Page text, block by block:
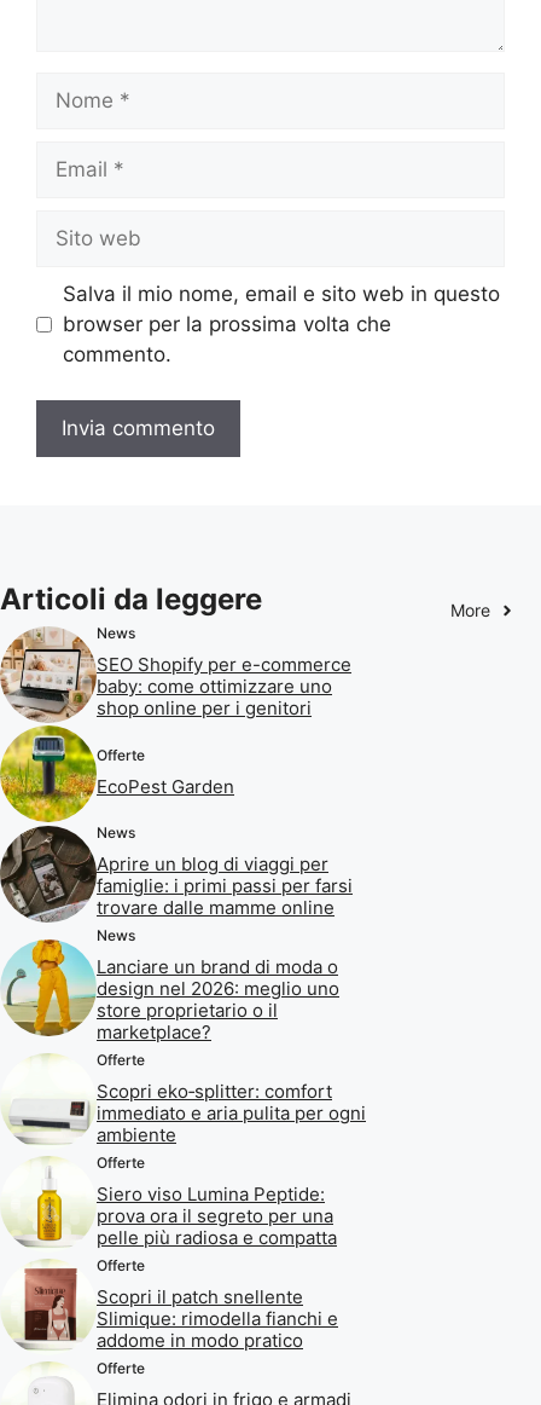
web
Salva il mio nome, email e sito web in questo
browser per la prossima volta che
commento.
Articoli da leggere More
News
SEO Shopify per e-commerce
baby: come ottimizzare uno
shop online per i genitori
Offerte
EcoPest Garden
News
Aprire un blog di viaggi per
famiglie: i primi passi per farsi
trovare dalle mamme online
News
Lanciare un brand di moda o
design nel 2026: meglio uno
store proprietario o il
marketplace?
Offerte
Scopri eko‑splitter: comfort
immediato e aria pulita per ogni
ambiente
Offerte
Siero viso Lumina Peptide:
prova ora il segreto per una
pelle più radiosa e compatta
Offerte
Scopri il patch snellente
Slimique: rimodella fianchi e
addome in modo pratico
Offerte
Elimina odori in frigo e armadi